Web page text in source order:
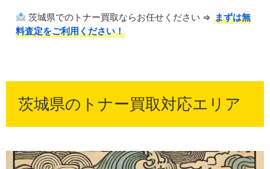
茨城県でのトナー買取ならお任せください ⇒ まずは無
料査定をご利用ください！
茨城県のトナー買取対応エリア